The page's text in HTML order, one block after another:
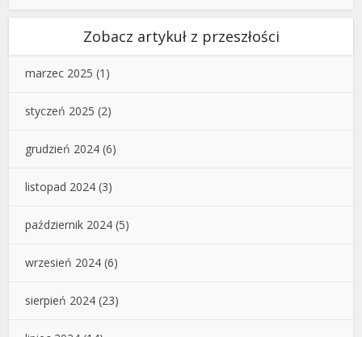
Zobacz artykuł z przeszłości
marzec 2025 (1)
styczeń 2025 (2)
grudzień 2024 (6)
listopad 2024 (3)
październik 2024 (5)
wrzesień 2024 (6)
sierpień 2024 (23)